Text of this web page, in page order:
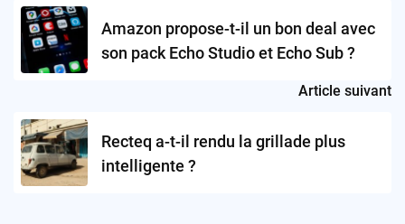
navigationAmazon propose-t-il un bon deal avec
son pack Echo Studio et Echo Sub ?
Article suivant
Recteq a-t-il rendu la grillade plus
intelligente ?